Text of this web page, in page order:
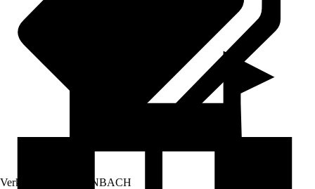
Verkauf durch: HORNBACH